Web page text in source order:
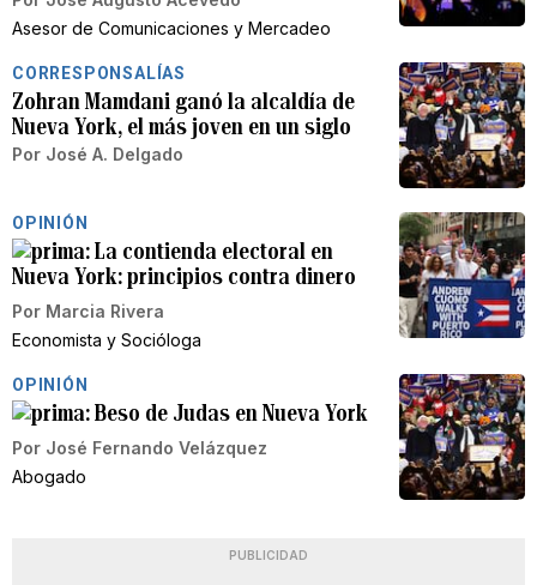
Asesor de Comunicaciones y Mercadeo
CORRESPONSALÍAS
Zohran Mamdani ganó la alcaldía de
Nueva York, el más joven en un siglo
Por José A. Delgado
OPINIÓN
La contienda electoral en
Nueva York: principios contra dinero
Por Marcia Rivera
Economista y Socióloga
OPINIÓN
Beso de Judas en Nueva York
Por José Fernando Velázquez
Abogado
PUBLICIDAD